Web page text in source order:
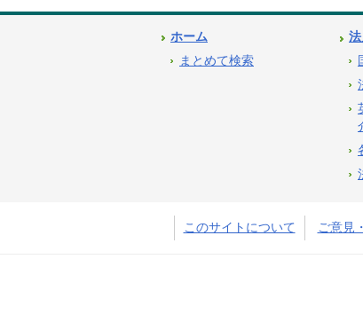
ホーム
まとめて検索
このサイトについて ご意見